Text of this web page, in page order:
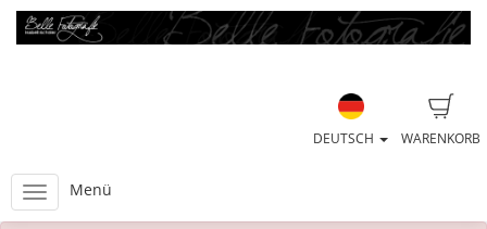
WARENKORB
DEUTSCH
Menü